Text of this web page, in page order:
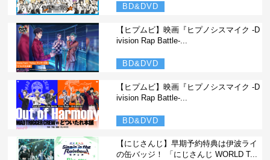
BD&DVD
【ヒプムビ】映画『ヒプノシスマイク -D
ivision Rap Battle-...
BD&DVD
【ヒプムビ】映画『ヒプノシスマイク -D
ivision Rap Battle-...
BD&DVD
【にじさんじ】早期予約特典は伊波ライ
の缶バッジ！ 「にじさんじ WORLD T...